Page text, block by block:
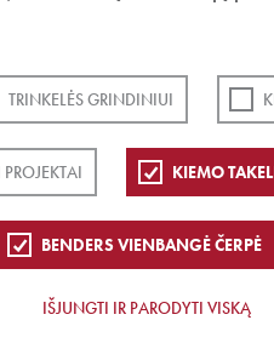
TRINKELĖS GRINDINIUI
KIEMO
BENDERS VIENBANGĖ ČERPĖ
IŠJUNGTI IR PARODYTI VISKĄ